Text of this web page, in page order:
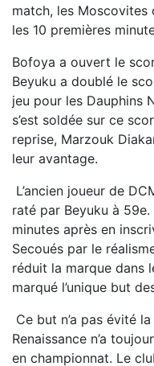
match, les
les 10 premières
Bofoya a ouvert le
Beyuku a doublé le
jeu pour les Dauphins
s’est soldée sur ce
reprise, Marzouk
leur avantage.
L’ancien joueur de
raté par Beyuku à
minutes après en
Secoués par le
réduit la marque dans
marqué l’unique but
Ce but n’a pas évité
Renaissance n’a
en championnat. Le